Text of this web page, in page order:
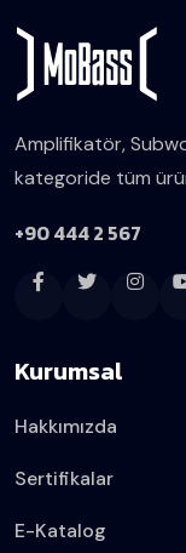
Amplifikatör,
kategoride tüm
+90 444 2 567
Kurumsal
Hakkımızda
Sertifikalar
E-Katalog